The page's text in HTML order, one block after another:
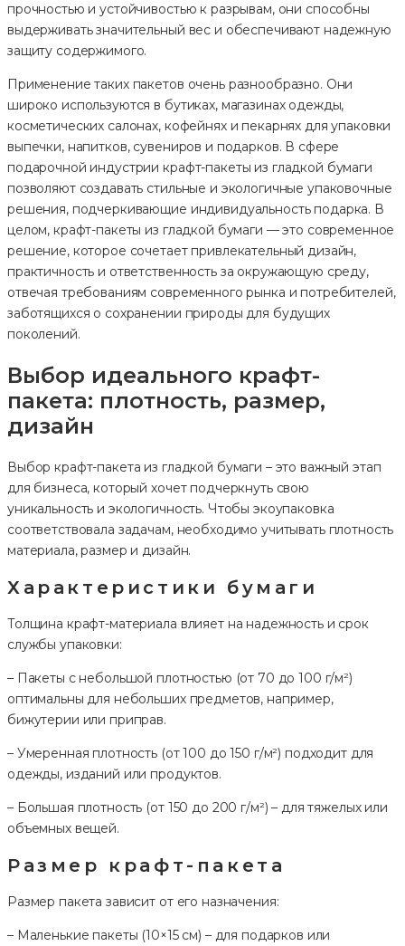
прочностью и устойчивостью к разрывам, они способны
выдерживать значительный вес и обеспечивают надежную
защиту содержимого.
Применение таких пакетов очень разнообразно. Они
широко используются в бутиках, магазинах одежды,
косметических салонах, кофейнях и пекарнях для упаковки
выпечки, напитков, сувениров и подарков. В сфере
подарочной индустрии крафт-пакеты из гладкой бумаги
позволяют создавать стильные и экологичные упаковочные
решения, подчеркивающие индивидуальность подарка. В
целом, крафт-пакеты из гладкой бумаги — это современное
решение, которое сочетает привлекательный дизайн,
практичность и ответственность за окружающую среду,
отвечая требованиям современного рынка и потребителей,
заботящихся о сохранении природы для будущих
поколений.
Выбор идеального крафт-
пакета: плотность, размер,
дизайн
Выбор крафт-пакета из гладкой бумаги – это важный этап
для бизнеса, который хочет подчеркнуть свою
уникальность и экологичность. Чтобы экоупаковка
соответствовала задачам, необходимо учитывать плотность
материала, размер и дизайн.
Характеристики бумаги
Толщина крафт-материала влияет на надежность и срок
службы упаковки:
– Пакеты с небольшой плотностью (от 70 до 100 г/м²)
оптимальны для небольших предметов, например,
бижутерии или приправ.
– Умеренная плотность (от 100 до 150 г/м²) подходит для
одежды, изданий или продуктов.
– Большая плотность (от 150 до 200 г/м²) – для тяжелых или
объемных вещей.
Размер крафт-пакета
Размер пакета зависит от его назначения:
– Маленькие пакеты (10×15 см) – для подарков или